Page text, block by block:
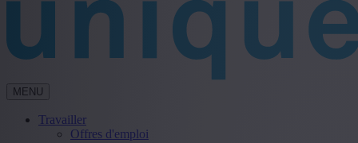
MENU
Travailler
Offres d'emploi